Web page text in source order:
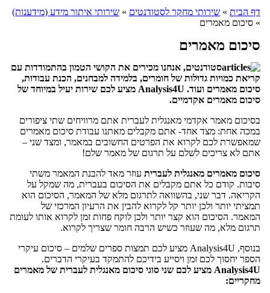
דף הבית » שירותי מחקר לסטודנטים » שירותי איתור מידע (מידענות)
» סיכום מאמרים
סיכום מאמרים
סטודנטים, אנחנו מכירים את הקושי הטמון בהתמודדות עם
קריאת כמויות גדולות של חומרים, בלמידה למבחנים, הכנת עבודות,
סיכום מאמרים ועוד. Analysis4U מציע לכם שירות יעיל במיוחד של
סיכום מאמרים אקדמיים.
בסיכום מאמר אקדמי מאנגלית לעברית אתם מרוויחים שתי ציפורים
במכה אחת: מצד אחד- אתם מקבלים מאתנו עבודת סיכום מאמרים
שמאפשרת לכם לקרוא את הפרטים החשובים במאמר, ומצד שני –
אתם לא צריכים לשלם על תרגום של מאמר שלם!
סיכום מאמרים מאנגלית לעברית עוזר מאד להבנת המאמר משתי
סיבות. קודם כל אתם מקבלים את הסיכום בעברית, מה שמקל על
הקריאה. דבר שני, בהשוואה לתרגום מלא של המאמר, הסיכום הוא
תמציתי יותר ולכן יותר קל לקרוא להבין את הרעיון המרכזי של
המאמר. הסיכום הוא קצר יותר ולכן לוקח פחות זמן לקרוא אותו לעומת
תרגום מלא, מה שעוזר כשיש הרבה חומר שצריך לקרוא.
בנוסף, Analysis4U מציע לכם תמצות ספרים שלמים – סיכום עיקרי
הספר יחסוך לכם זמן ויסייע בידיכם להתמקד בעיקרי הדברים.
Analysis4U מציע לכם שני סוגי סיכום מאנגלית לעברית של מאמרים
מחקריים: